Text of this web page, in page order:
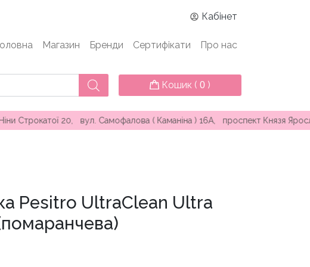
Кабінет
Магазин Бренди Сертифікати Про нас
Кошик ( 0 )
20, вул. Самофалова ( Каманіна ) 16А, проспект Князя Ярослава
Pesitro UltraClean Ultra